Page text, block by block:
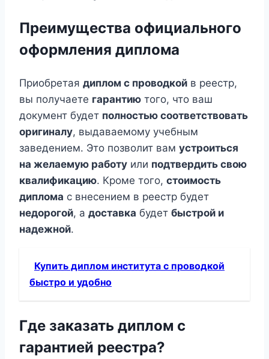
Преимущества официального
оформления диплома
Приобретая диплом с проводкой в реестр,
вы получаете гарантию того, что ваш
документ будет полностью соответствовать
оригиналу, выдаваемому учебным
заведением. Это позволит вам устроиться
на желаемую работу или подтвердить свою
квалификацию. Кроме того, стоимость
диплома с внесением в реестр будет
недорогой, а доставка будет быстрой и
надежной.
Купить диплом института с проводкой
быстро и удобно
Где заказать диплом с
гарантией реестра?